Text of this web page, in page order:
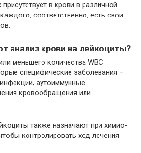
в крови в различной
соответственно, есть свои
анализ крови на лейкоциты?
меньшего количества WBC
специфические заболевания –
аутоиммунные
кровообращения или
также назначают при химио-
контролировать ход лечения